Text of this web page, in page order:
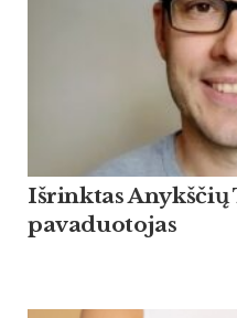
Išrinktas
pavaduotojas